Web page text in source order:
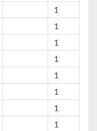
1
1
1
1
1
1
1
1